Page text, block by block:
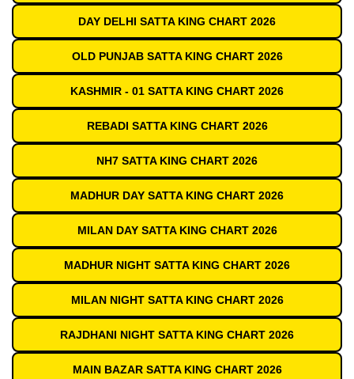
DAY DELHI SATTA KING CHART 2026
OLD PUNJAB SATTA KING CHART 2026
KASHMIR - 01 SATTA KING CHART 2026
REBADI SATTA KING CHART 2026
NH7 SATTA KING CHART 2026
MADHUR DAY SATTA KING CHART 2026
MILAN DAY SATTA KING CHART 2026
MADHUR NIGHT SATTA KING CHART 2026
MILAN NIGHT SATTA KING CHART 2026
RAJDHANI NIGHT SATTA KING CHART 2026
MAIN BAZAR SATTA KING CHART 2026